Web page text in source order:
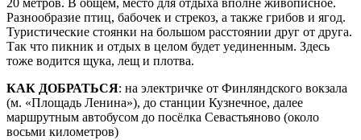
20 метров. В общем, место для отдыха вполне живописное.
Разнообразие птиц, бабочек и стрекоз, а также грибов и ягод.
Туристические стоянки на большом расстоянии друг от друга.
Так что пикник и отдых в целом будет уединенным. Здесь
тоже водится щука, лещ и плотва.
КАК ДОБРАТЬСЯ: на электричке от Финляндского вокзала
(м. «Площадь Ленина»), до станции Кузнечное, далее
маршрутным автобусом до посёлка Севастьяново (около
восьми километров)